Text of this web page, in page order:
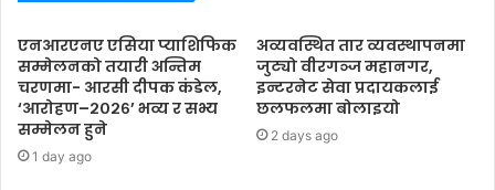
एनआरएनए एसिया प्याशिफिक
सम्मेलनको तयारी अन्तिम
चरणमा- आरसी दीपक कंडेल,
‘आरोहण–२०२६’ भव्य र सभ्य
सम्मेलन हुने
1 day ago
अव्यवस्थित तार व्यवस्थापनमा
जुट्यो वीरगञ्ज महानगर,
इन्टरनेट सेवा प्रदायकलाई
छलफलमा बोलाइयो
2 days ago